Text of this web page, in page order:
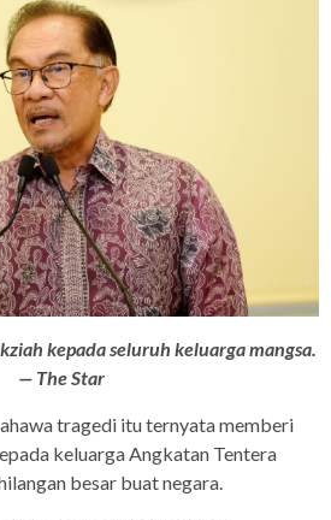
kepada seluruh keluarga mangsa.
— The Star
tragedi itu ternyata memberi
keluarga Angkatan Tentera
besar buat negara.